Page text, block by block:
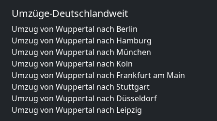
Umzüge-Deutschlandweit
Umzug von Wuppertal nach Berlin
Umzug von Wuppertal nach Hamburg
Umzug von Wuppertal nach München
Umzug von Wuppertal nach Köln
Umzug von Wuppertal nach Frankfurt am Main
Umzug von Wuppertal nach Stuttgart
Umzug von Wuppertal nach Düsseldorf
Umzug von Wuppertal nach Leipzig